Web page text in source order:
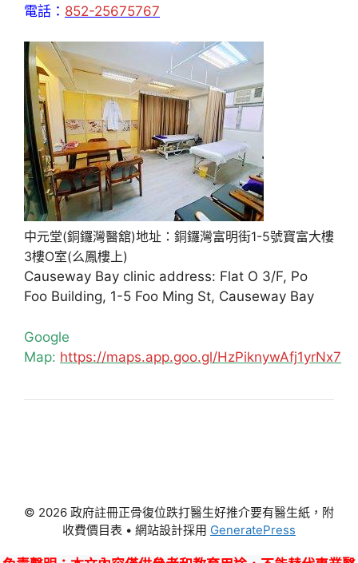
電話： 852-25675767
中元堂(銅鑼灣醫舘)地址：銅鑼灣富明街1-5號寶富大樓
3樓O室(么鳳樓上)
Causeway Bay clinic address: Flat O 3/F, Po
Foo Building, 1-5 Foo Ming St, Causeway Bay
Google
Map: https://maps.app.goo.gl/HzPiknywAfj1yrNx7
© 2026 政府註冊正骨復位跌打醫生好推介要有醫生紙，附
收費價目表 • 網站設計採用 GeneratePress